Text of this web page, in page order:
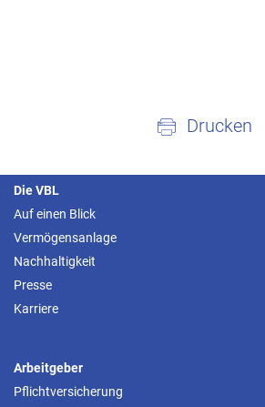
Drucken
Die VBL
Auf einen Blick
Vermögensanlage
Nachhaltigkeit
Presse
Karriere
Arbeitgeber
Pflichtversicherung